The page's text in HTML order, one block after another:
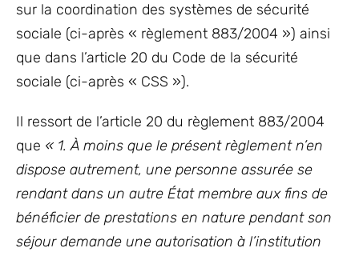
sur la coordination des systèmes de sécurité
sociale (ci-après « règlement 883/2004 ») ainsi
que dans l’article 20 du Code de la sécurité
sociale (ci-après « CSS »).
Il ressort de l’article 20 du règlement 883/2004
que « 1. À moins que le présent règlement n’en
dispose autrement, une personne assurée se
rendant dans un autre État membre aux fins de
bénéficier de prestations en nature pendant son
séjour demande une autorisation à l’institution